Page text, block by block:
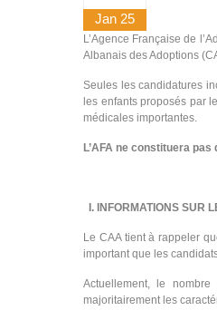
Jan 25
L’Agence Française de
Albanais des Adoptions
Seules les candidatures
les enfants proposés par
médicales importantes.
L’AFA ne constituera
I. INFORMATIONS SUR
Le CAA tient à rappeler
important que les
Actuellement, le
majoritairement les